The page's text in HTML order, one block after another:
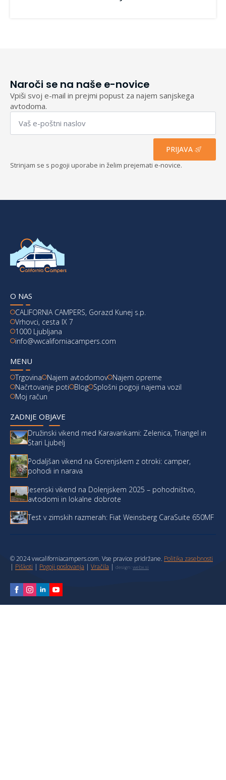
Naroči se na naše e-novice
Vpiši svoj e-mail in prejmi popust za najem sanjskega
avtodoma.
Email
PRIJAVA
Strinjam se s pogoji uporabe in želim prejemati e-novice.
O NAS
CALIFORNIA CAMPERS, Gorazd Kunej s.p.
Vrhovci, cesta IX 7
1000 Ljubljana
info@vwcaliforniacampers.com
MENU
Trgovina Najem avtodomov Najem opreme
Načrtovanje poti
Blog Splošni pogoji najema vozil
Moj račun
ZADNJE OBJAVE
Družinski vikend med Karavankami: Zelenica, Triangel in
Stari Ljubelj
Podaljšan vikend na Gorenjskem z otroki: camper,
pohodi in narava
Jesenski vikend na Dolenjskem 2025 – pohodništvo,
avtodomi in lokalne dobrote
Test v zimskih razmerah: Fiat Weinsberg CaraSuite 650MF
© 2024 vwcaliforniacampers.com. Vse pravice pridržane. Politika zasebnosti
| Piškoti | Pogoji poslovanja | Vračila | design:webx.si